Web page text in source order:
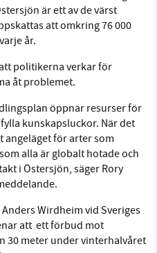
är ett av de värst
att omkring 76 000
år.
politikerna verkar för
åt problemet.
öppnar resurser för
kunskapsluckor. När det
angeläget för arter som
alla är globalt hotade och
i Östersjön, säger Rory
Wirdheim vid Sveriges
att ett förbud mot
30 meter under vinterhalvåret